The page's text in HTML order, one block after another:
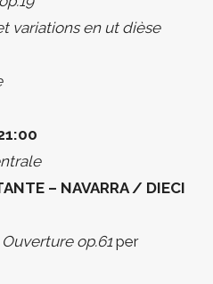
variations en ut dièse
– NAVARRA / DIECI
op.61per